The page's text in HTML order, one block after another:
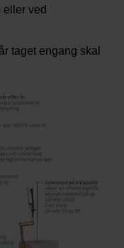
ved
taget engang skal